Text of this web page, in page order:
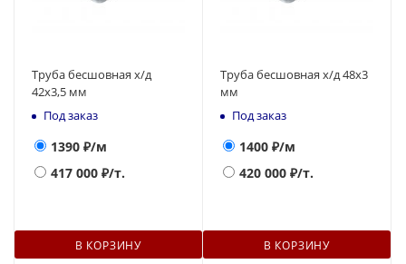
Труба бесшовная х/д
42х3,5 мм
Под заказ
1390 ₽/м
417 000 ₽/т.
В КОРЗИНУ
Труба бесшовная х/д 48х3
мм
Под заказ
1400 ₽/м
420 000 ₽/т.
В КОРЗИНУ